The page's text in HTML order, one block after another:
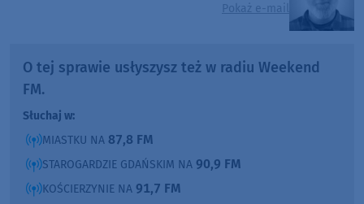
Pokaż e-mail
O tej sprawie usłyszysz też w radiu Weekend
FM.
Słuchaj w:
MIASTKU NA 87,8 FM
STAROGARDZIE GDAŃSKIM NA 90,9 FM
KOŚCIERZYNIE NA 91,7 FM